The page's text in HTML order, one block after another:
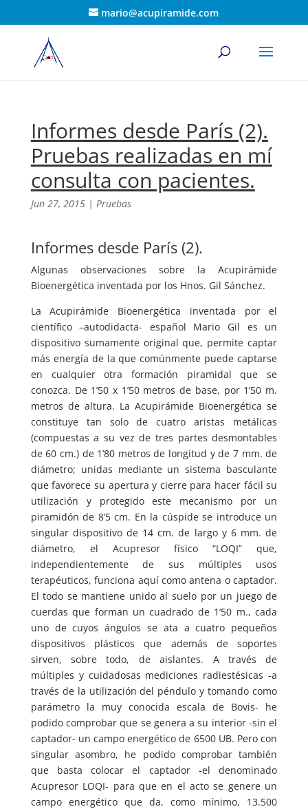
mario@acupiramide.com
Informes desde París (2).
Pruebas realizadas en mí
consulta con pacientes.
Jun 27, 2015| Pruebas
Informes desde París (2).
Algunas observaciones sobre la Acupirámide
Bioenergética inventada por los Hnos. Gil Sánchez.
La Acupirámide Bioenergética inventada por el
científico –autodidacta- español Mario Gil es un
dispositivo sumamente original que, permite captar
más energía de la que comúnmente puede captarse
en cualquier otra formación piramidal que se
conozca. De 1’50 x 1’50 metros de base, por 1’50 m.
metros de altura. La Acupirámide Bioenergética se
constituye tan solo de cuatro aristas metálicas
(compuestas a su vez de tres partes desmontables
de 60 cm.) de 1’80 metros de longitud y de 7 mm. de
diámetro; unidas mediante un sistema basculante
que favorece su apertura y cierre para hacer fácil su
utilización y protegido este mecanismo por un
piramidón de 8’5 cm. En la cúspide se introduce un
singular dispositivo de 14 cm. de largo y 6 mm. de
diámetro, el Acupresor físico “LOQI” que,
independientemente de sus múltiples usos
terapéuticos, funciona aquí como antena o captador.
El todo se mantiene unido al suelo por un juego de
cuerdas que forman un cuadrado de 1’50 m., cada
uno de cuyos ángulos se ata a cuatro pequeños
dispositivos plásticos que además de soportes
sirven, sobre todo, de aislantes. A través de
múltiples y cuidadosas mediciones radiestésicas -a
través de la utilización del péndulo y tomando como
parámetro la muy conocida escala de Bovis- he
podido comprobar que se genera a su interior -sin el
captador- un campo energético de 6500 UB. Pero con
singular asombro, he podido comprobar también
que basta colocar el captador -el denominado
Acupresor LOQI- para que en el acto se genere un
campo energético que da, como mínimo, 13.500